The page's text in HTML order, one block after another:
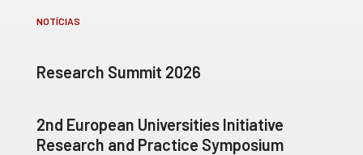
NOTÍCIAS
Research Summit 2026
2nd European Universities Initiative
Research and Practice Symposium